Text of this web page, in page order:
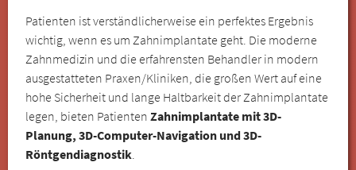
Patienten ist verständlicherweise ein perfektes Ergebnis
wichtig, wenn es um Zahnimplantate geht. Die moderne
Zahnmedizin und die erfahrensten Behandler in modern
ausgestatteten Praxen/Kliniken, die großen Wert auf eine
hohe Sicherheit und lange Haltbarkeit der Zahnimplantate
legen, bieten PatientenZahnimplantate mit 3D-
Planung, 3D-Computer-Navigation und 3D-
Röntgendiagnostik